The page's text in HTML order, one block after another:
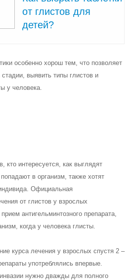
от глистов для
детей?
особенно хорош тем, что позволяет
выявить типы глистов и
у человека.
кто интересуется, как выглядят
в организм, также хотят
Официальная
от глистов у взрослых
антигельминтозного препарата,
когда у человека глисты.
курса лечения у взрослых спустя 2 –
употреблялись впервые.
нужно дважды для полного